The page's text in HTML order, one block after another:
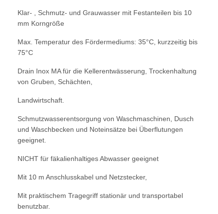
Klar- , Schmutz- und Grauwasser mit Festanteilen bis 10
mm Korngröße
Max. Temperatur des Fördermediums: 35°C, kurzzeitig bis
75°C
Drain Inox MA für die Kellerentwässerung, Trockenhaltung
von Gruben, Schächten,
Landwirtschaft.
Schmutzwasserentsorgung von Waschmaschinen, Dusch
und Waschbecken und Noteinsätze bei Überflutungen
geeignet.
NICHT für fäkalienhaltiges Abwasser geeignet
Mit 10 m Anschlusskabel und Netzstecker,
Mit praktischem Tragegriff stationär und transportabel
benutzbar.